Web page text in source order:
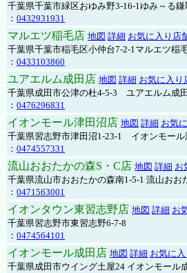
千葉県千葉市緑区おゆみ野3-16-1ゆみ～る
： 0432931931
マルエツ稲毛店 地図 詳細 お気に入り店
千葉県千葉市稲毛区小仲台7-2-1マルエツ稲
： 0433103860
ユアエルム成田店 地図 詳細 お気に入り
千葉県成田市公津の杜4-5-3 ユアエルム成
： 0476296831
イオンモール津田沼店 地図 詳細 お気
千葉県習志野市津田沼1-23-1 イオンモール
： 0474557331
流山おおたかの森S・C店 地図 詳細 お
千葉県流山市おおたかの森南1-5-1 流山おお
： 0471563001
イオンタウン東習志野店 地図 詳細 お
千葉県習志野市東習志野6-7-8
： 0474564101
イオンモール成田店 地図 詳細 お気に
千葉県成田市ウイング土屋24 イオンモール